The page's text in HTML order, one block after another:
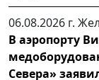
06.08.2026 г.
В аэропорту
Севера»